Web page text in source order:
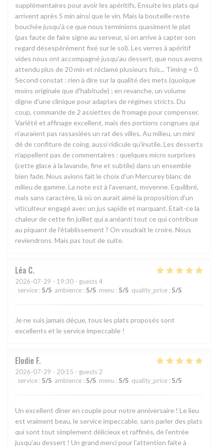
supplémentaires pour avoir les apéritifs. Ensuite les plats qui
arrivent après 5 min ainsi que le vin. Mais la bouteille reste
bouchée jusqu'à ce que nous terminions quasiment le plat
(pas faute de faire signe au serveur, si on arrive à capter son
regard désespérément fixé sur le sol). Les verres à apéritif
vides nous ont accompagné jusqu'au dessert, que nous avons
attendu plus de 20 min et réclamé plusieurs fois... Timing = 0.
Second constat : rien à dire sur la qualité des mets (quoique
moins originale que d'habitude) ; en revanche, un volume
digne d'une clinique pour adaptes de régimes stricts. Du
coup, commande de 2 assiettes de fromage pour compenser.
Variété et affinage excellent, mais des portions congrues qui
n'auraient pas rassasiées un rat des villes. Au milieu, un mini
dé de confiture de coing, aussi ridicule qu'inutile. Les desserts
n'appellent pas de commentaires : quelques micro surprises
(cette glace à la lavande, fine et subtile) dans un ensemble
bien fade. Nous avions fait le choix d'un Mercurey blanc de
milieu de gamme. La note est à l'avenant, moyenne. Equilibré,
mais sans caractère, là où on aurait aimé la proposition d'un
viticulteur engagé avec un jus sapide et marquant. Etait-ce la
chaleur de cette fin juillet qui a anéanti tout ce qui contribue
au piquant de l'établissement ? On voudrait le croire. Nous
reviendrons. Mais pas tout de suite.
Léa C
2026-07-29 - 19:30 - guests 4
service : 5/5 ambience : 5/5 menu : 5/5 quality_price : 5/5
Je ne suis jamais déçue, tous les plats proposés sont
excellents et le service impeccable !
Elodie F
2026-07-29 - 20:15 - guests 2
service : 5/5 ambience : 5/5 menu : 5/5 quality_price : 5/5
Un excellent dîner en couple pour notre anniversaire ! Le lieu
est vraiment beau, le service impeccable, sans parler des plats
qui sont tout simplement délicieux et raffinés, de l’entrée
jusqu’au dessert ! Un grand merci pour l’attention faite à